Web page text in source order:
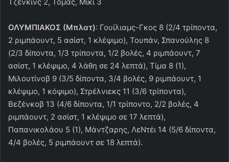
ΟΛΥΜΠΙΑΚΟΣ (Μπλατ): Γουίλιαμς-Γκος 8 (2/4 τρίποντα,
2 ριμπάουντ, 5 ασίστ, 1 κλέψιμο), Τουπάν, Σπανούλης 8
(2/3 δίποντα, 1/3 τρίποντα, 1/2 βολές, 4 ριμπάουντ, 7
ασίστ, 1 κλέψιμο, 4 λάθη σε 24 λεπτά), Τίμα 8 (1),
Μιλουτίνοβ 9 (3/5 δίποντα, 3/4 βολές, 9 ριμπάουντ, 1
κλέψιμο, 1 κόψιμο), Στρέλνιεκς 11 (3/6 τρίποντα),
Βεζένκοβ 13 (4/6 δίποντα, 1/1 τρίποντο, 2/2 βολές, 4
ριμπάουντ, 2 ασίστ, 1 κλέψιμο σε 17 λεπτά),
Παπανικολάου 5 (1), Μάντζαρης, ΛεΝτέι 14 (5/6 δίποντα,
4/4 βολές, 5 ριμπάουντ σε 18 λεπτά).